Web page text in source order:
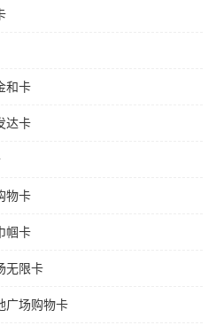
和卡
达卡
物卡
帼卡
无限卡
广场购物卡